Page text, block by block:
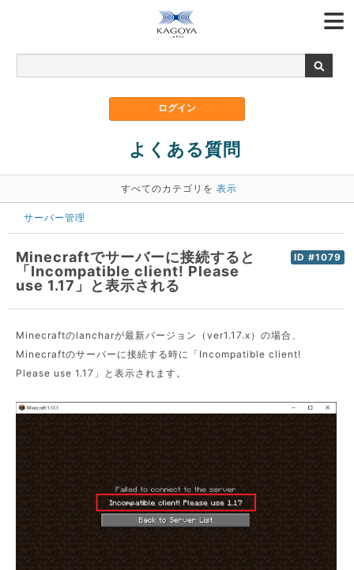
よくある質問
すべてのカテゴリを 表示
サーバー管理
ID #1079
Minecraftでサーバーに接続すると
「Incompatible client! Please
use 1.17」と表示される
Minecraftのlancharが最新バージョン（ver1.17.x）の場合、
Minecraftのサーバーに接続する時に「Incompatible client!
Please use 1.17」と表示されます。